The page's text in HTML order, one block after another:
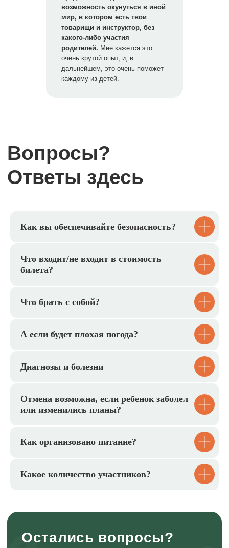
возможность окунуться в иной
мир, в котором есть твои
товарищи и инструктор, без
какого-либо участия
родителей. Мне кажется это
очень крутой опыт, и, в
дальнейшем, это очень поможет
каждому из детей.
Как вы обеспечивайте безопасность?
Что входит/не входит в стоимость
билета?
Что брать с собой?
А если будет плохая погода?
Диагнозы и болезни
Отмена возможна, если ребенок заболел
или изменились планы?
Как организовано питание?
Какое количество участников?
Так же у нас есть
другие походы
Дарите не просто деньги, а эмоции и
полезный опыт. Сертификатом можно
Групповые выезды на заказ
День рождения